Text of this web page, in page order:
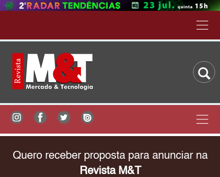
Quero receber proposta para anunciar na
Revista M&T